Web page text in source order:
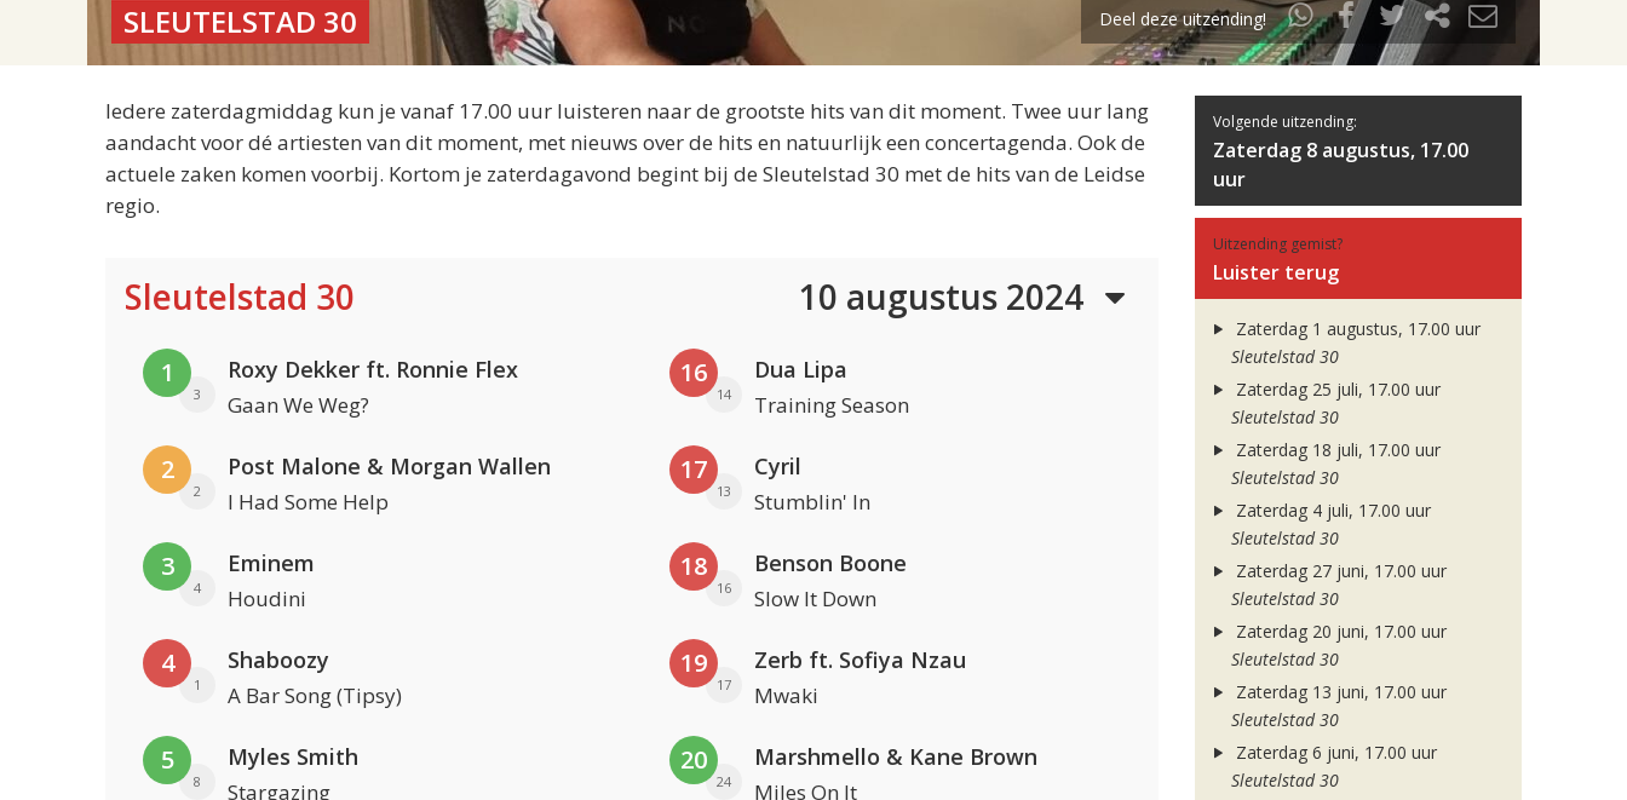
SLEUTELSTAD 30 Deel deze uitzending!
Iedere zaterdagmiddag kun je vanaf 17.00 uur luisteren naar de grootste hits van dit moment. Twee uur lang
aandacht voor dé artiesten van dit moment, met nieuws over de hits en natuurlijk een concertagenda. Ook de
actuele zaken komen voorbij. Kortom je zaterdagavond begint bij de Sleutelstad 30 met de hits van de Leidse
regio.
Sleutelstad 30 10 augustus 2024
1
3
Roxy Dekker ft. Ronnie Flex
Gaan We Weg?
2
2
Post Malone & Morgan Wallen
I Had Some Help
3
4
Eminem
Houdini
4
1
Shaboozy
A Bar Song (Tipsy)
5
8
Myles Smith
Stargazing
16
14
Dua Lipa
Training Season
17
13
Cyril
Stumblin' In
18
16
Benson Boone
Slow It Down
19
17
Zerb ft. Sofiya Nzau
Mwaki
20
24
Marshmello & Kane Brown
Miles On It
Volgende uitzending:
Zaterdag 8 augustus, 17.00
uur
Uitzending gemist?
Luister terug
Zaterdag 1 augustus, 17.00 uur
Sleutelstad 30
Zaterdag 25 juli, 17.00 uur
Sleutelstad 30
Zaterdag 18 juli, 17.00 uur
Sleutelstad 30
Zaterdag 4 juli, 17.00 uur
Sleutelstad 30
Zaterdag 27 juni, 17.00 uur
Sleutelstad 30
Zaterdag 20 juni, 17.00 uur
Sleutelstad 30
Zaterdag 13 juni, 17.00 uur
Sleutelstad 30
Zaterdag 6 juni, 17.00 uur
Sleutelstad 30